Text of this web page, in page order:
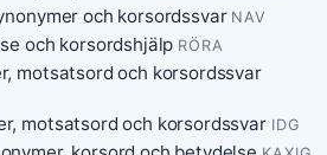
och korsordssvar NAV
och korsordshjälp RÖRA
motsatsord och korsordssvar
motsatsord och korsordssvar IDG